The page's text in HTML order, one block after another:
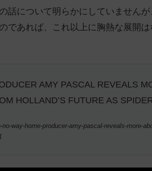
話について明らかにしていません
であれば、これ以上に胸熱な展開は
AMY PASCAL REVEALS
HOLLAND’S FUTURE AS
way-home-producer-amy-pascal-reveals-more-